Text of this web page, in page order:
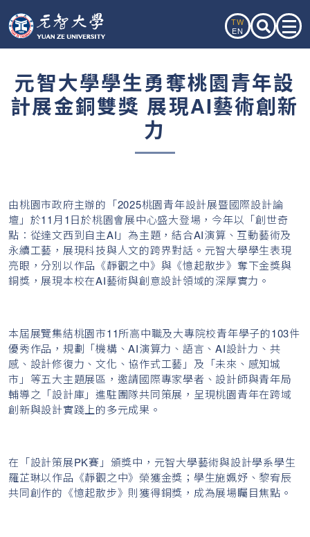
TW
EN
元智大學學生勇奪桃園青年設
計展金銅雙獎 展現AI藝術創新
力
由桃園市政府主辦的「2025桃園青年設計展暨國際設計論
壇」於11月1日於桃園會展中心盛大登場，今年以「創世奇
點：從達文西到自主AI」為主題，結合AI演算、互動藝術及
永續工藝，展現科技與人文的跨界對話。元智大學學生表現
亮眼，分別以作品《靜觀之中》與《憶起散步》奪下金獎與
銅獎，展現本校在AI藝術與創意設計領域的深厚實力。
本屆展覽集結桃園市11所高中職及大專院校青年學子的103件
優秀作品，規劃「機構、AI演算力、語言、AI設計力、共
感、設計修復力、文化、協作式工藝」及「未來、感知城
市」等五大主題展區，邀請國際專家學者、設計師與青年局
輔導之「設計庫」進駐團隊共同策展，呈現桃園青年在跨域
創新與設計實踐上的多元成果。
在「設計策展PK賽」頒獎中，元智大學藝術與設計學系學生
羅芷琳以作品《靜觀之中》榮獲金獎；學生施姵妤、黎宥辰
共同創作的《憶起散步》則獲得銅獎，成為展場矚目焦點。